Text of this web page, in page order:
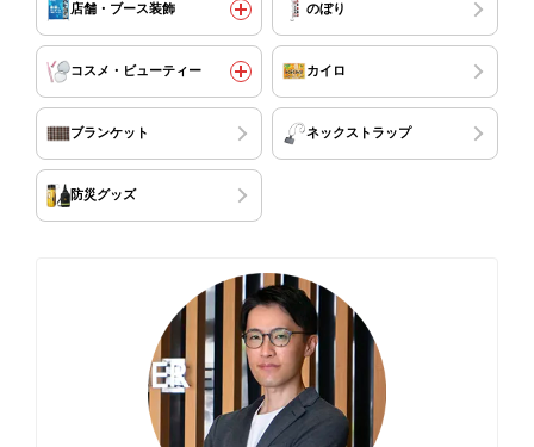
店舗・ブース装飾 のぼり
コスメ・ビューティー カイロ
ブランケット ネックストラップ
防災グッズ